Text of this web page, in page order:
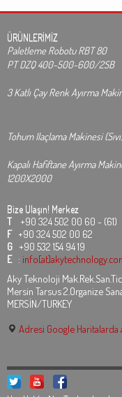
ÜRÜNLERİMİZ
Paletleme Robotu RBT 80
PT DZQ 400-500-600/2SB
3 Katlı Çay Renk Ayırma
Tohum Ilaçlama Makinesi
Kapalı Hafiftane Ayırma
1200X2000
Bize Ulaşın! Merkez
T +90 324 502 00 60 - (61)
F +90 324 502 00 62
G +90 532 154 94 19
E :
Aky Teknoloji
Mersin Tarsus 2.Organize
MERSİN/TURKEY
Adresi Google Haritalarda